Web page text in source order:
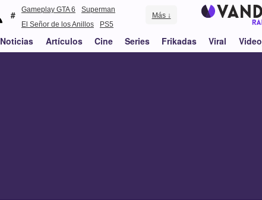
Gameplay GTA 6
Superman
El Señor de los Anillos
PS5
Más ↓
Noticias Artículos Cine Series Frikadas Viral